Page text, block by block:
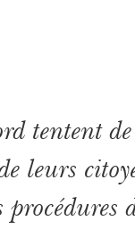
tentent
leurs